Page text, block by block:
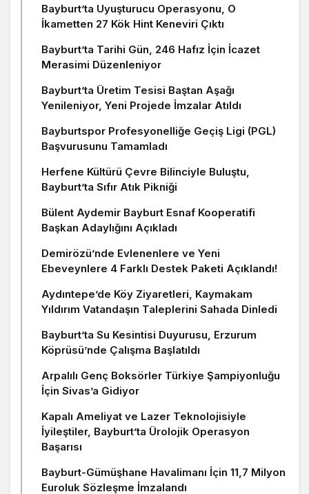
Bayburt’ta Uyuşturucu Operasyonu, O
İkametten 27 Kök Hint Keneviri Çıktı
Bayburt’ta Tarihi Gün, 246 Hafız İçin İcazet
Merasimi Düzenleniyor
Bayburt’ta Üretim Tesisi Baştan Aşağı
Yenileniyor, Yeni Projede İmzalar Atıldı
Bayburtspor Profesyonelliğe Geçiş Ligi (PGL)
Başvurusunu Tamamladı
Herfene Kültürü Çevre Bilinciyle Buluştu,
Bayburt’ta Sıfır Atık Pikniği
Bülent Aydemir Bayburt Esnaf Kooperatifi
Başkan Adaylığını Açıkladı
Demirözü’nde Evlenenlere ve Yeni
Ebeveynlere 4 Farklı Destek Paketi Açıklandı!
Aydıntepe’de Köy Ziyaretleri, Kaymakam
Yıldırım Vatandaşın Taleplerini Sahada Dinledi
Bayburt’ta Su Kesintisi Duyurusu, Erzurum
Köprüsü’nde Çalışma Başlatıldı
Arpalılı Genç Boksörler Türkiye Şampiyonluğu
İçin Sivas’a Gidiyor
Kapalı Ameliyat ve Lazer Teknolojisiyle
İyileştiler, Bayburt’ta Ürolojik Operasyon
Başarısı
Bayburt-Gümüşhane Havalimanı İçin 11,7 Milyon
Euroluk Sözleşme İmzalandı